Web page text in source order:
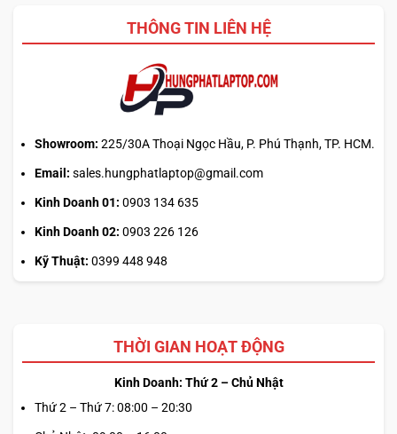
hỗ trợ cảm ứng đa điểm mượt mà và khả năng phản hồi
nhạy, cho phép các thao tác vuốt, cuộn hay di chuyển diễn
ra liền mạch. Khả năng nhận diện chính xác giúp người
Sự kết hợp giữa bàn phím hiện đại có phím Copilot và
touchpad thông minh biếnHP OmniBook 5 LaptopAI 16
thành lựa chọn đáng tin cậy cho những ai đề cao hiệu
suất, tính tiện dụng và trải nghiệm sử dụng lâu dài, đặc biệt
phù hợp với người dùng thường xuyên nhập liệu, xử lý dữ
THÔNG TIN LIÊN HỆ
Showroom: 225/30A Thoại Ngọc Hầu, P. Phú Thạnh, TP. HCM.
Email: sales.hungphatlaptop@gmail.com
Kinh Doanh 01: 0903 134 635
Kinh Doanh 02: 0903 226 126
Kỹ Thuật: 0399 448 948
THỜI GIAN HOẠT ĐỘNG
Kinh Doanh: Thứ 2 – Chủ Nhật
Thứ 2 – Thứ 7: 08:00 – 20:30